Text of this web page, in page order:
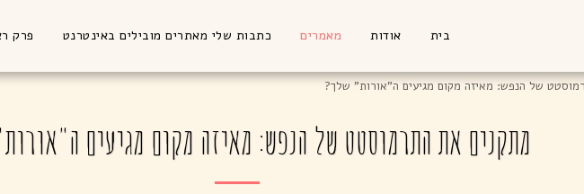
בית אודות מאמרים כתבות שלי מאתרים מובילים באינטרנט פרק
של הנפש: מאיזה מקום מגיעים ה"אורות" שלך?
מתקנים את התרמוסטט של הנפש: מאיזה מקום מגיעים